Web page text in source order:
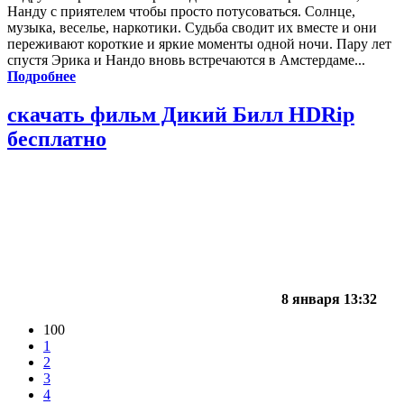
Нанду с приятелем чтобы просто потусоваться. Солнце,
музыка, веселье, наркотики. Судьба сводит их вместе и они
переживают короткие и яркие моменты одной ночи. Пару лет
спустя Эрика и Нандо вновь встречаются в Амстердаме...
Подробнее
скачать фильм Дикий Билл HDRip
бесплатно
8 января 13:32
100
1
2
3
4